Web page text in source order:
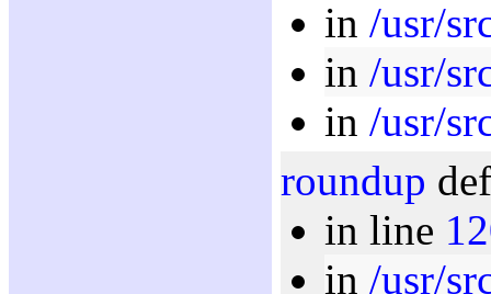
in /usr/
in /usr/
in /usr/
roundup
in line
in /usr/